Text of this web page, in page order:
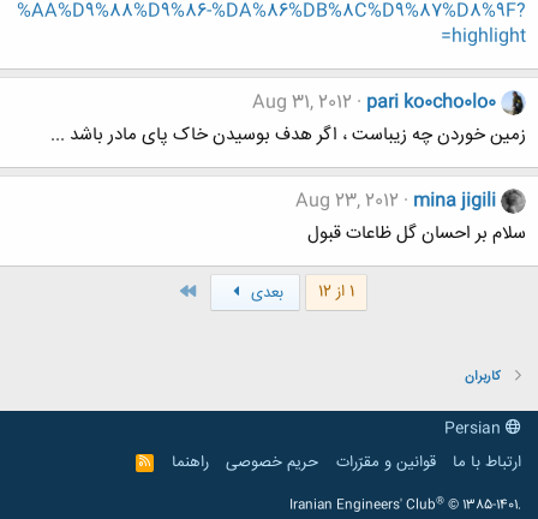
%AA%D9%88%D9%86-%DA%86%DB%8C%D9%87%D8%9F?
highlight=
pari ko0cho0lo0
Aug 31, 2012
زمین خوردن چه زیباست ، اگر هدف بوسیدن خاک پای مادر باشد ...
mina jigili
Aug 23, 2012
سلام بر احسان گل ظاعات قبول
1 از 12 بعدی
کاربران
ارتباط با ما
قوانین و مقرّرات حریم خصوصی راهنما
R
S
Iranian Engineers' Club® © 1385-1401.